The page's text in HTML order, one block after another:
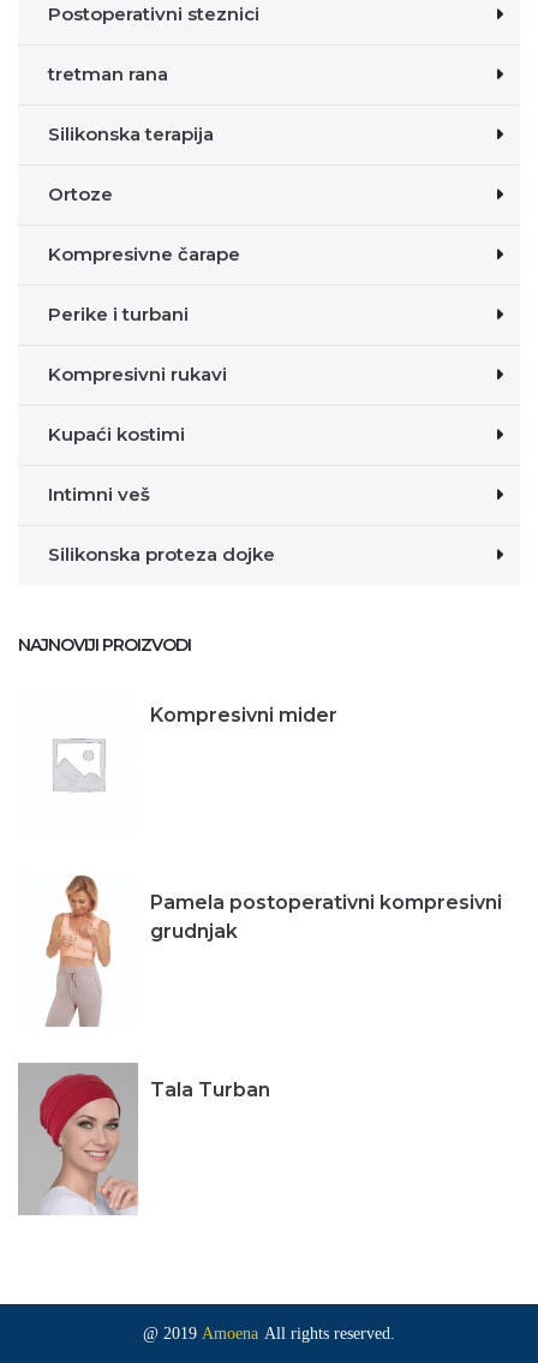
Postoperativni steznici
tretman rana
Silikonska terapija
Ortoze
Kompresivne čarape
Perike i turbani
Kompresivni rukavi
Kupaći kostimi
Intimni veš
Silikonska proteza dojke
NAJNOVIJI PROIZVODI
Kompresivni mider
Pamela postoperativni kompresivni
grudnjak
Tala Turban
@ 2019 Amoena All rights reserved.